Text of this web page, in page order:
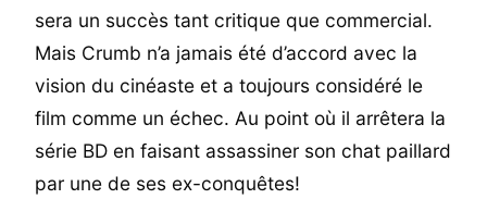
sera un succès tant critique que commercial.
Mais Crumb n’a jamais été d’accord avec la
vision du cinéaste et a toujours considéré le
film comme un échec. Au point où il arrêtera la
série BD en faisant assassiner son chat paillard
par une de ses ex-conquêtes!